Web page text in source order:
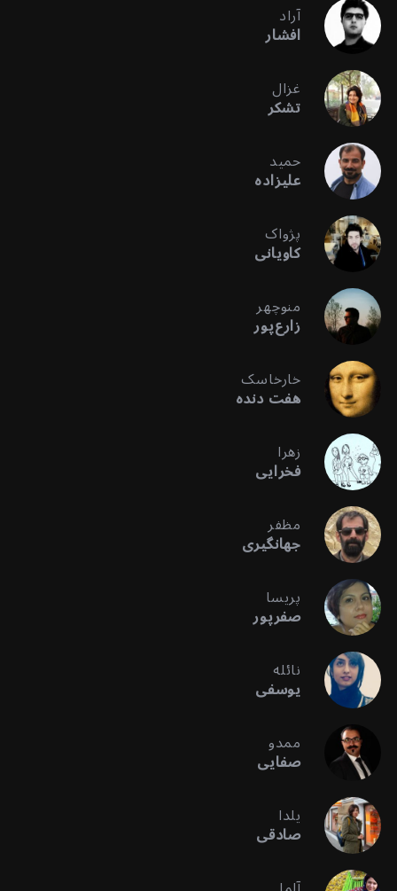
آراد
افشار
غزال
تشکر
حمید
علیزاده
پژواک
کاویانی
منوچهر
زارع‌پور
خارخاسک
هفت دنده
زهرا
فخرایی
مظفر
جهانگیری
پریسا
صفرپور
نائله
یوسفی
ممدو
صفایی
یلدا
صادقی